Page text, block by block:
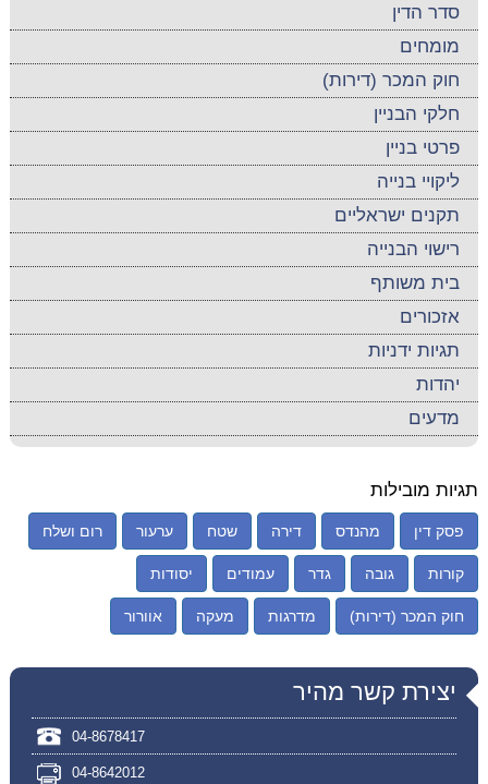
סדר הדין
מומחים
חוק המכר (דירות)
חלקי הבניין
פרטי בניין
ליקויי בנייה
תקנים ישראליים
רישוי הבנייה
בית משותף
אזכורים
תגיות ידניות
יהדות
מדעים
תגיות מובילות
פסק דין מהנדס דירה שטח ערעור רום ושלח
קורות גובה גדר עמודים יסודות
חוק המכר (דירות) מדרגות מעקה אוורור
יצירת קשר מהיר
04-8678417
04-8642012